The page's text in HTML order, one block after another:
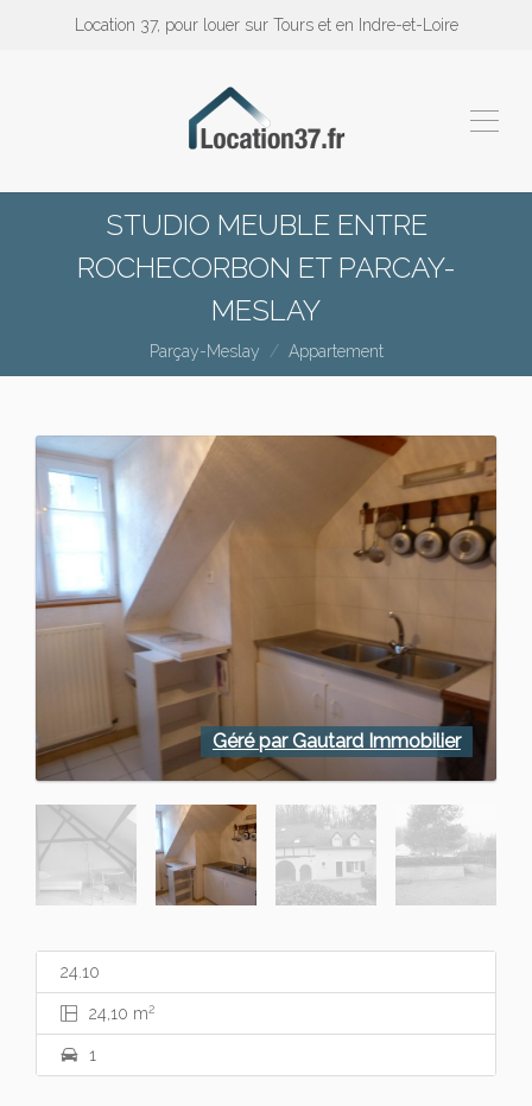
Location 37, pour louer sur Tours et en Indre-et-Loire
STUDIO MEUBLE ENTRE
ROCHECORBON ET PARCAY-
MESLAY
Parçay-Meslay Appartement
Géré par Gautard Immobilier
24.10
24,10 m2
1